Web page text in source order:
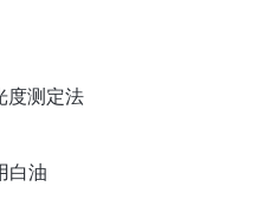
度测定法
白油